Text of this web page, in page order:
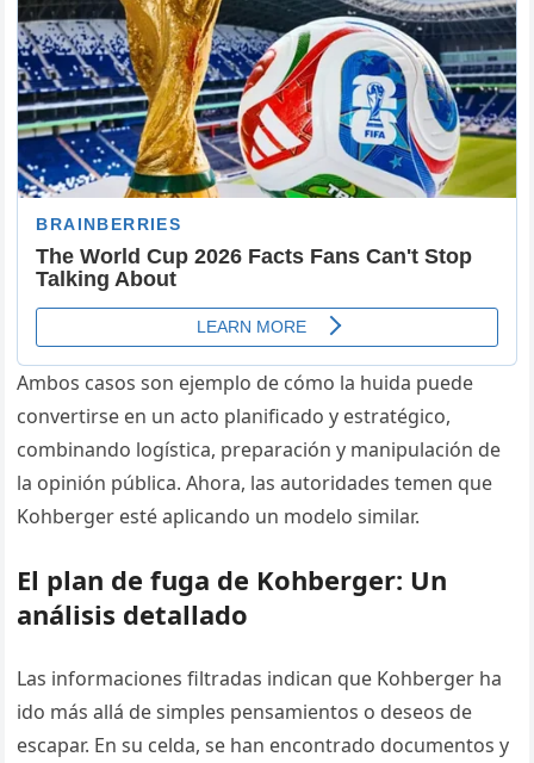
Ambos casos son ejemplo de cómo la huida puede
convertirse en un acto planificado y estratégico,
combinando logística, preparación y manipulación de
la opinión pública. Ahora, las autoridades temen que
Kohberger esté aplicando un modelo similar.
El plan de fuga de Kohberger: Un
análisis detallado
Las informaciones filtradas indican que Kohberger ha
ido más allá de simples pensamientos o deseos de
escapar. En su celda, se han encontrado documentos y